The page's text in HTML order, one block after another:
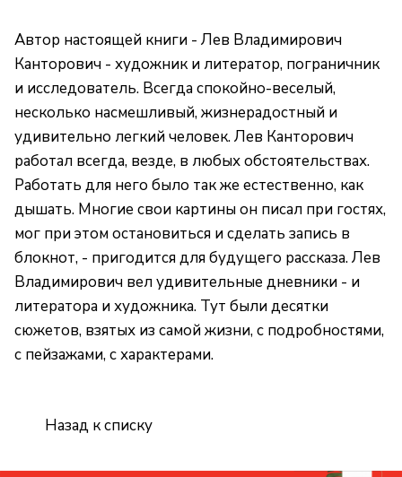
Автор настоящей книги - Лев Владимирович
Канторович - художник и литератор, пограничник
и исследователь. Всегда спокойно-веселый,
несколько насмешливый, жизнерадостный и
удивительно легкий человек. Лев Канторович
работал всегда, везде, в любых обстоятельствах.
Работать для него было так же естественно, как
дышать. Многие свои картины он писал при гостях,
мог при этом остановиться и сделать запись в
блокнот, - пригодится для будущего рассказа. Лев
Владимирович вел удивительные дневники - и
литератора и художника. Тут были десятки
сюжетов, взятых из самой жизни, с подробностями,
с пейзажами, с характерами.
Назад к списку